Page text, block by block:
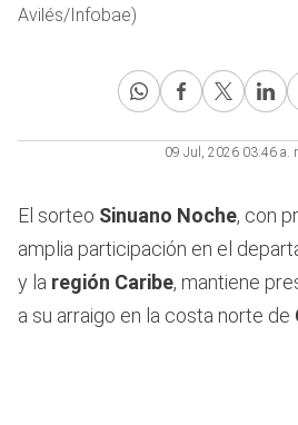
Avilés/Infobae)
09 Jul, 2026 03:46 a.
El sorteo Sinuano Noche, con
amplia participación en el
y la región Caribe, mantiene
a su arraigo en la costa norte de